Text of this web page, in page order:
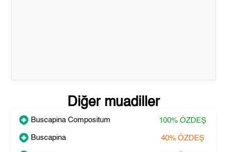
Diğer muadiller
Buscapina Compositum 100% ÖZDEŞ
Buscapina 40% ÖZDEŞ